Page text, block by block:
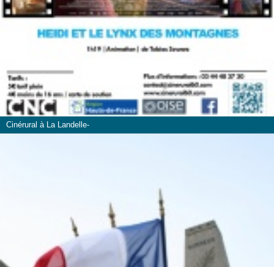
Cinérural à La Landelle-